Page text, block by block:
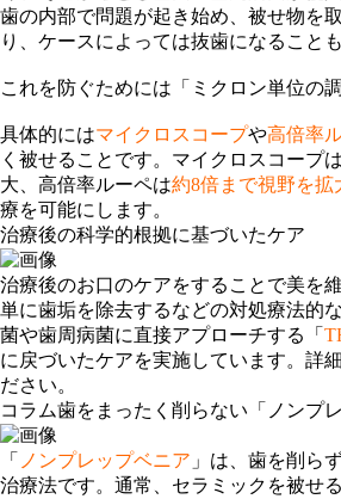
歯の内部で問題が起き始め、被せ物を
り、ケースによっては抜歯になること
これを防ぐためには「 ミクロン単位の
具体的にはマイクロスコープや高倍率
く被せることです。マイクロスコープは
大、高倍率ルーペは約8倍まで視野を拡
療を可能にします。
治療後の科学的根拠に基づいたケア
治療後のお口のケアをすることで美を
単に歯垢を除去するなどの対処療法的
菌や歯周病菌に直接アプローチする「
に戻づいたケアを実施しています。詳
ださい。
コラム歯をまったく削らない「ノンプ
「 ノンプレップベニア 」は、歯を削ら
治療法です。通常、セラミックを被せ